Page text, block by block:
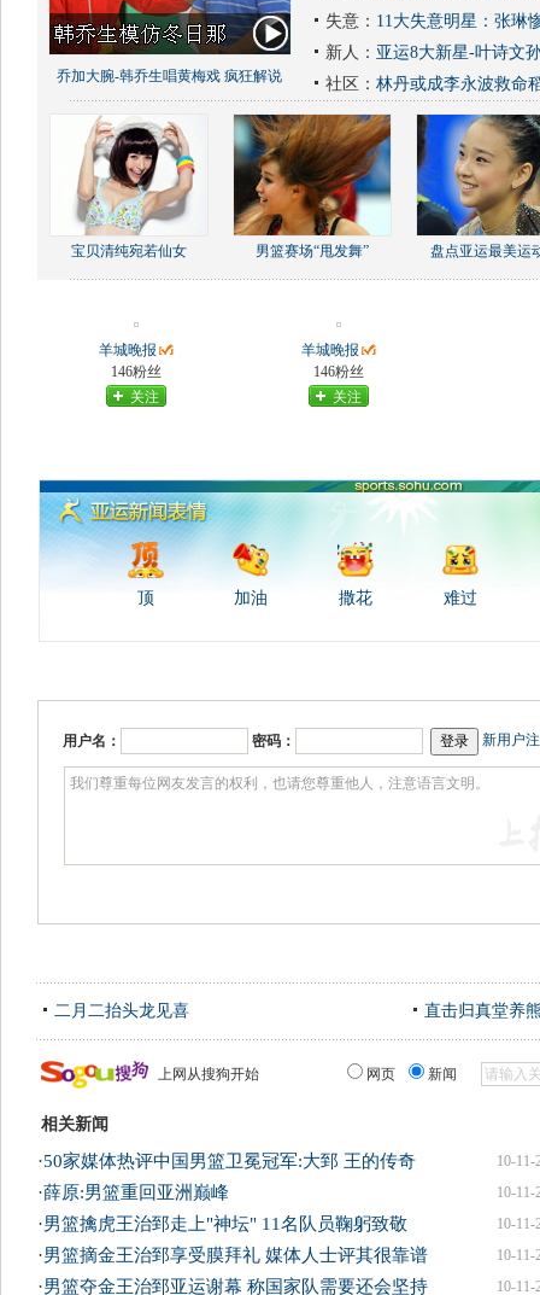
乔加大腕-韩乔生唱黄梅戏 疯狂解说
失意： 11大失意明星：张琳
新人： 亚运8大新星-叶诗文
社区： 林丹或成李永波救命
宝贝清纯宛若仙女 男篮赛场“甩发舞” 盘点亚运最美运
羊城晚报
146粉丝
关注
羊城晚报
146粉丝
关注
顶 加油 撒花 难过
用户名： 密码： 新用户
二月二抬头龙见喜 直击归真堂养
上网从搜狗开始 网页 新闻
相关新闻
10-11-
·50家媒体热评中国男篮卫冕冠军:大郅 王的传奇
10-11-
·薛原:男篮重回亚洲巅峰
10-11-
·男篮擒虎王治郅走上"神坛" 11名队员鞠躬致敬
10-11-
·男篮摘金王治郅享受膜拜礼 媒体人士评其很靠谱
10-11-
·男篮夺金王治郅亚运谢幕 称国家队需要还会坚持